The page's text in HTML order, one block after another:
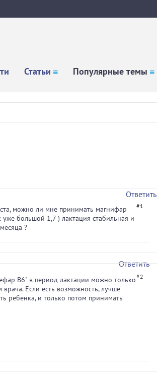
Статьи Популярные темы
Ответить
#1
можно ли мне принимать магнифар
большой 1,7 ) лактация стабильная и
?
Ответить
#2
В6" в период лактации можно только
Если есть возможность, лучше
ребенка, и только потом принимать